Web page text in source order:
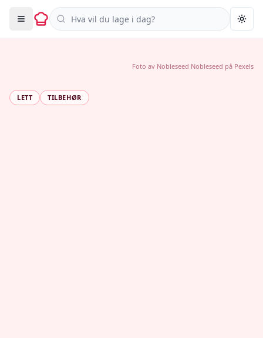
Søk i oppskrifter
LETT TILBEHØR
Foto av Nobleseed Nobleseed på Pexels